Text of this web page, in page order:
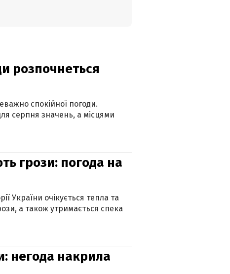
розпочнеться
спокійної погоди.
серпня значень, а місцями
грози: погода на
України очікується тепла та
а також утримається спека
негода накрила